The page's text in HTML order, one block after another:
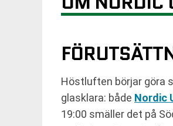
Höstluften börjar göra
glasklara: både Nordic
19:00 smäller det på